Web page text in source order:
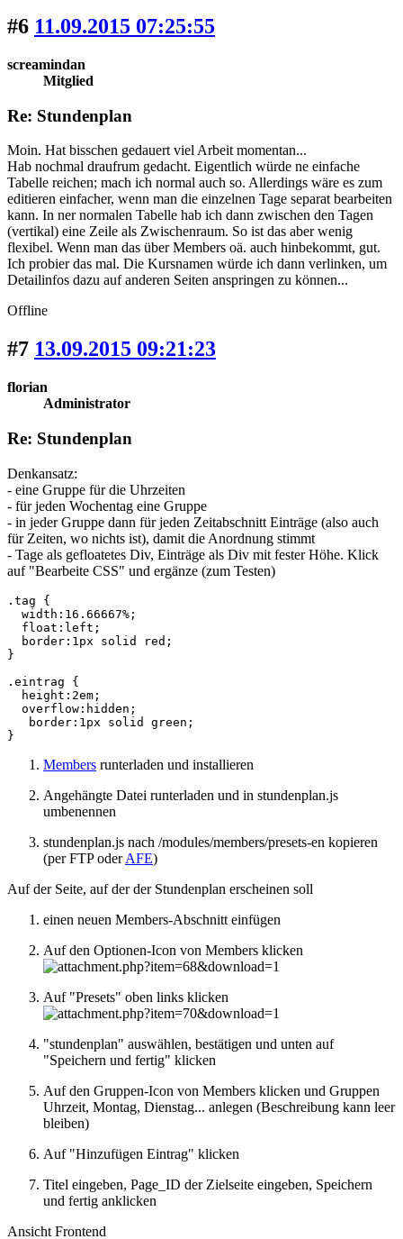
#6 11.09.2015 07:25:55
screamindan
Mitglied
Re: Stundenplan
Moin. Hat bisschen gedauert viel Arbeit momentan...
Hab nochmal draufrum gedacht. Eigentlich würde ne einfache
Tabelle reichen; mach ich normal auch so. Allerdings wäre es zum
editieren einfacher, wenn man die einzelnen Tage separat bearbeiten
kann. In ner normalen Tabelle hab ich dann zwischen den Tagen
(vertikal) eine Zeile als Zwischenraum. So ist das aber wenig
flexibel. Wenn man das über Members oä. auch hinbekommt, gut.
Ich probier das mal. Die Kursnamen würde ich dann verlinken, um
Detailinfos dazu auf anderen Seiten anspringen zu können...
Offline
#7 13.09.2015 09:21:23
florian
Administrator
Re: Stundenplan
Denkansatz:
- eine Gruppe für die Uhrzeiten
- für jeden Wochentag eine Gruppe
- in jeder Gruppe dann für jeden Zeitabschnitt Einträge (also auch
für Zeiten, wo nichts ist), damit die Anordnung stimmt
- Tage als gefloatetes Div, Einträge als Div mit fester Höhe. Klick
auf "Bearbeite CSS" und ergänze (zum Testen)
.tag {
  width:16.66667%;
  float:left;
  border:1px solid red;
}
.eintrag {
  height:2em;
  overflow:hidden;
   border:1px solid green;
}
Members runterladen und installieren
Angehängte Datei runterladen und in stundenplan.js
umbenennen
stundenplan.js nach /modules/members/presets-en kopieren
(per FTP oderAFE)
Auf der Seite, auf der der Stundenplan erscheinen soll
einen neuen Members-Abschnitt einfügen
Auf den Optionen-Icon von Members klicken
Auf "Presets" oben links klicken
"stundenplan" auswählen, bestätigen und unten auf
"Speichern und fertig" klicken
Auf den Gruppen-Icon von Members klicken und Gruppen
Uhrzeit, Montag, Dienstag... anlegen (Beschreibung kann leer
bleiben)
Auf "Hinzufügen Eintrag" klicken
Titel eingeben, Page_ID der Zielseite eingeben, Speichern
und fertig anklicken
Ansicht Frontend